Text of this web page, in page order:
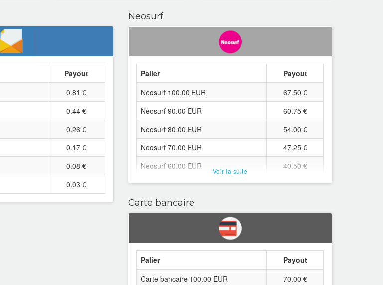
Payout
0.81 €
0.44 €
0.26 €
0.17 €
0.08 €
0.03 €
Neosurf
Voir la suite
Palier
Payout
Neosurf 100.00 EUR
67.50 €
Neosurf 90.00 EUR
60.75 €
Neosurf 80.00 EUR
54.00 €
Neosurf 70.00 EUR
47.25 €
Neosurf 60.00 EUR
40.50 €
Neosurf 50.00 EUR
33.75 €
Neosurf 45.00 EUR
Neosurf 30.00 EUR
20.25 €
Neosurf 25.00 EUR
16.88 €
Carte bancaire
Palier
Payout
Carte bancaire 100.00 EUR
70.00 €